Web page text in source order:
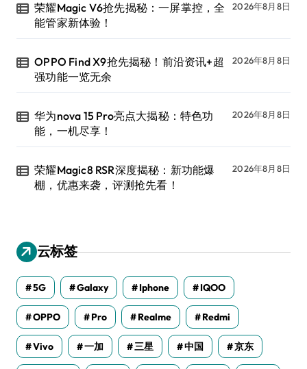
荣耀Magic V6抢先揭秘：一屏掌控，全
能管家新体验！
2026年8月8日
OPPO Find X9抢先揭秘！前沿资讯+超
强功能一览无余
2026年8月8日
华为nova 15 Pro亮点大揭秘：特色功
能，一机尽享！
2026年8月8日
荣耀Magic8 RSR深度揭秘：新功能爆
棚，优惠来袭，评测抢先看！
2026年8月8日
云标签
5G Galaxy Iphone IQOO
OPPO Pro Realme Redmi
Vivo 一加 三星 中国 京东